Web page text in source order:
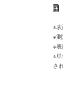
※表
※測
※表
※
さ